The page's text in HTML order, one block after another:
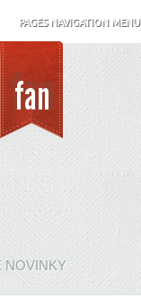
PAGES NAVIGATION MENU
NOVINKY